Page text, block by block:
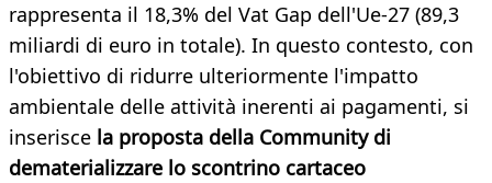
rappresenta il 18,3% del Vat Gap dell'Ue-27 (89,3
miliardi di euro in totale). In questo contesto, con
l'obiettivo di ridurre ulteriormente l'impatto
ambientale delle attività inerenti ai pagamenti, si
inserisce la proposta della Community di
dematerializzare lo scontrino cartaceo